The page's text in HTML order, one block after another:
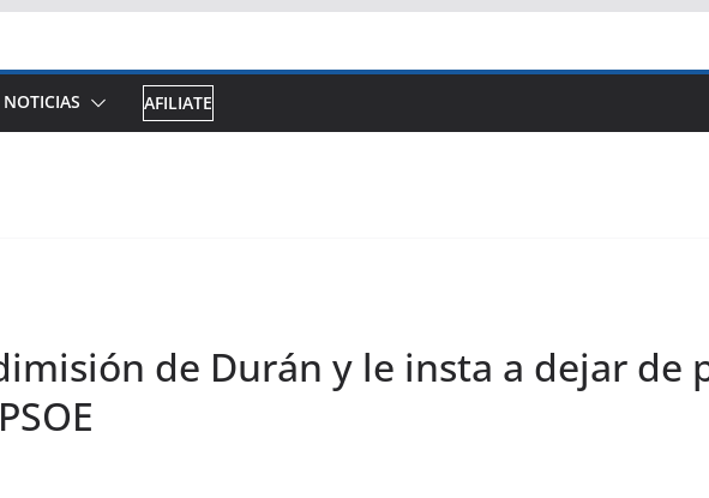
NOTICIAS AFILIATE
de Durán y le insta a dejar de